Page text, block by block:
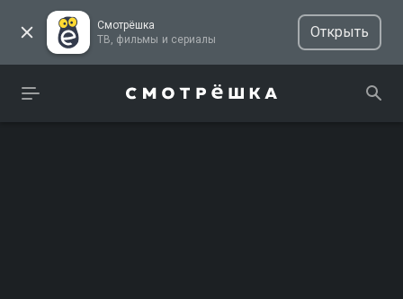
Смотрёшка
ТВ, фильмы и сериалы
Открыть